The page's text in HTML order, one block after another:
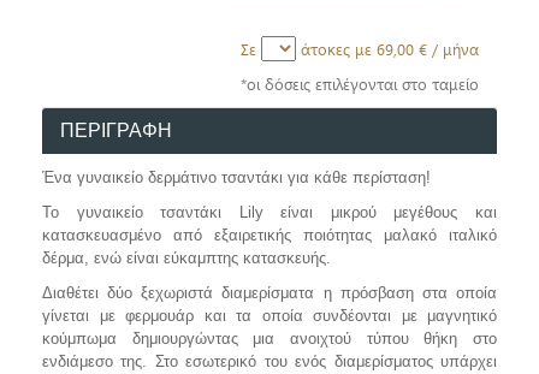
Σε άτοκες με 69,00 € / μήνα
*οι δόσεις επιλέγονται στο ταμείο
ΠΕΡΙΓΡΑΦΗ
Ένα γυναικείο δερμάτινο τσαντάκι για κάθε περίσταση!
To γυναικείο τσαντάκι Lily
είναι μικρού μεγέθους και
κατασκευασμένο από εξαιρετικής ποιότητας μαλακό ιταλικό
δέρμα, ενώ είναι εύκαμπτης κατασκευής.
Διαθέτει δύο ξεχωριστά διαμερίσματα η πρόσβαση στα οποία
γίνεται με φερμουάρ και τα οποία συνδέονται με μαγνητικό
κούμπωμα δημιουργώντας μια ανοιχτού τύπου θήκη στο
ενδιάμεσο της. Στο εσωτερικό του ενός διαμερίσματος υπάρχει